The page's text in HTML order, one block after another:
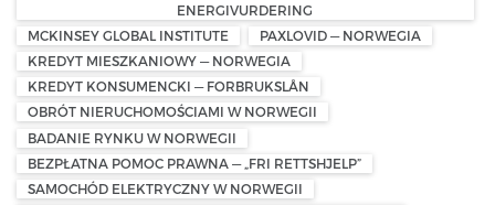
ENERGIVURDERING
MCKINSEY GLOBAL INSTITUTE
PAXLOVID — NORWEGIA
KREDYT MIESZKANIOWY — NORWEGIA
KREDYT KONSUMENCKI — FORBRUKSLÅN
OBRÓT NIERUCHOMOŚCIAMI W NORWEGII
BADANIE RYNKU W NORWEGII
BEZPŁATNA POMOC PRAWNA — „FRI RETTSHJELP”
SAMOCHÓD ELEKTRYCZNY W NORWEGII